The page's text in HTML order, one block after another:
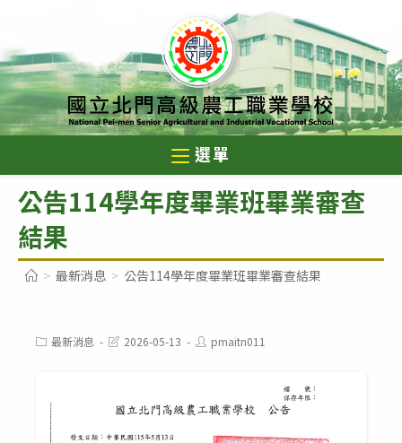
至
主
要
內
選單
公告114學年度畢業班畢業審查
結果
> 最新消息 > 公告114學年度畢業班畢業審查結果
Post最新消息
Post2026-05-13
Post
author:
pmaitn011